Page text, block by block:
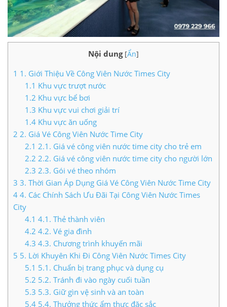
Nội dung [Ẩn]
1 1. Giới Thiệu Về Công Viên Nước Times City
1.1 Khu vực trượt nước
1.2 Khu vực bể bơi
1.3 Khu vực vui chơi giải trí
1.4Khu vực ăn uống
2 2. Giá Vé Công Viên Nước Time City
2.1 2.1. Giá vé công viên nước time city cho trẻ em
2.2 2.2. Giá vé công viên nước time city cho người lớn
2.3 2.3. Gói vé theo nhóm
3 3. Thời Gian Áp Dụng Giá Vé Công Viên Nước Time City
4 4. Các Chính Sách Ưu Đãi Tại Công Viên Nước Times
City
4.1 4.1. Thẻ thành viên
4.2 4.2. Vé gia đình
4.3 4.3. Chương trình khuyến mãi
5 5. Lời Khuyên Khi Đi Công Viên Nước Times City
5.1 5.1. Chuẩn bị trang phục và dụng cụ
5.2 5.2. Tránh đi vào ngày cuối tuần
5.3 5.3. Giữ gìn vệ sinh và an toàn
5.45.4. Thưởng thức ẩm thực đặc sắc